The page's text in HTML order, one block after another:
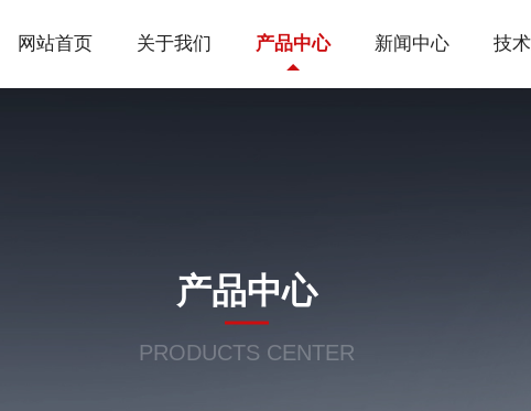
网站首页 关于我们 产品中心 新闻中心 技
产品中心
PRODUCTS CENTER